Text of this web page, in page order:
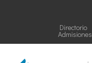
Directorio
Admisiones